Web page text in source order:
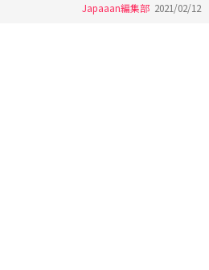
Japaaan編集部 2021/02/12